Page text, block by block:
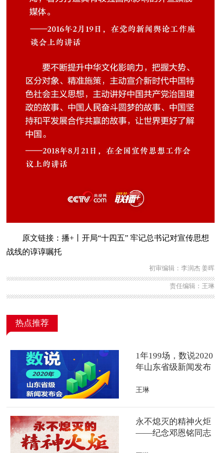
原文链接：播+丨开局“十四五” 牢记总书记对宣传思想
战线的谆谆嘱托
初审编辑：李润杰 姜晖
责任编辑：王琳
热点推荐
1年199场，数说2020
年山东省级新闻发布
王琳
永不熄灭的精神火炬
——纪念邓恩铭同志